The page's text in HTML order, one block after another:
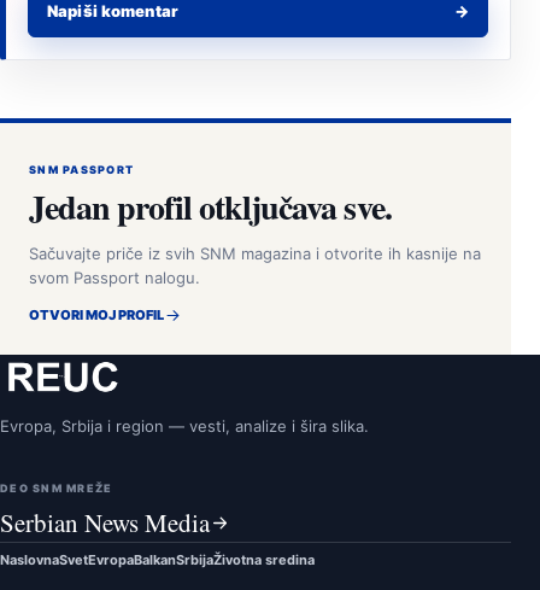
Napiši komentar →
SNM PASSPORT
Jedan profil otključava sve.
Sačuvajte priče iz svih SNM magazina i otvorite ih kasnije na
svom Passport nalogu.
OTVORI MOJ PROFIL
Evropa, Srbija i region — vesti, analize i šira slika.
DEO SNM MREŽE
Serbian News Media
NaslovnaSvetEvropaBalkanSrbijaŽivotna sredina